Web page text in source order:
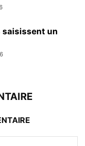
saisissent un